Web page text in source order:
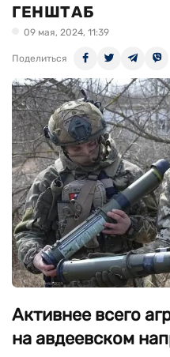
ГЕНШТАБ
09 мая, 2024, 11:39
Поделиться
Активнее всего
на авдеевском